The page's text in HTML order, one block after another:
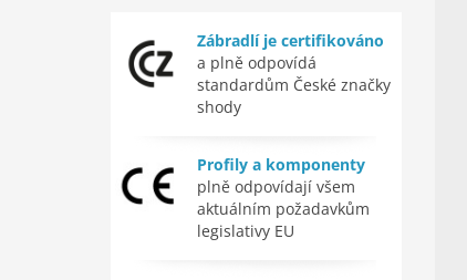
Zábradlí je certifikováno
a plně odpovídá
standardům České značky
shody
Profily a komponenty
plně odpovídají všem
aktuálním požadavkům
legislativy EU